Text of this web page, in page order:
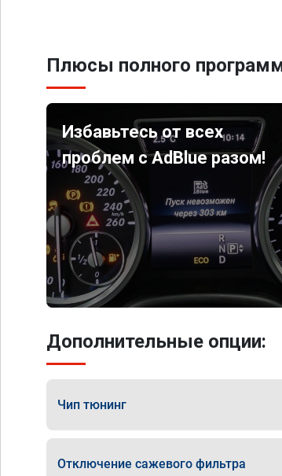
Плюсы полного
Избавьтесь от всех
проблем с AdBlue разом!
Дополнительные опции:
Чип тюнинг
Отключение сажевого фильтра